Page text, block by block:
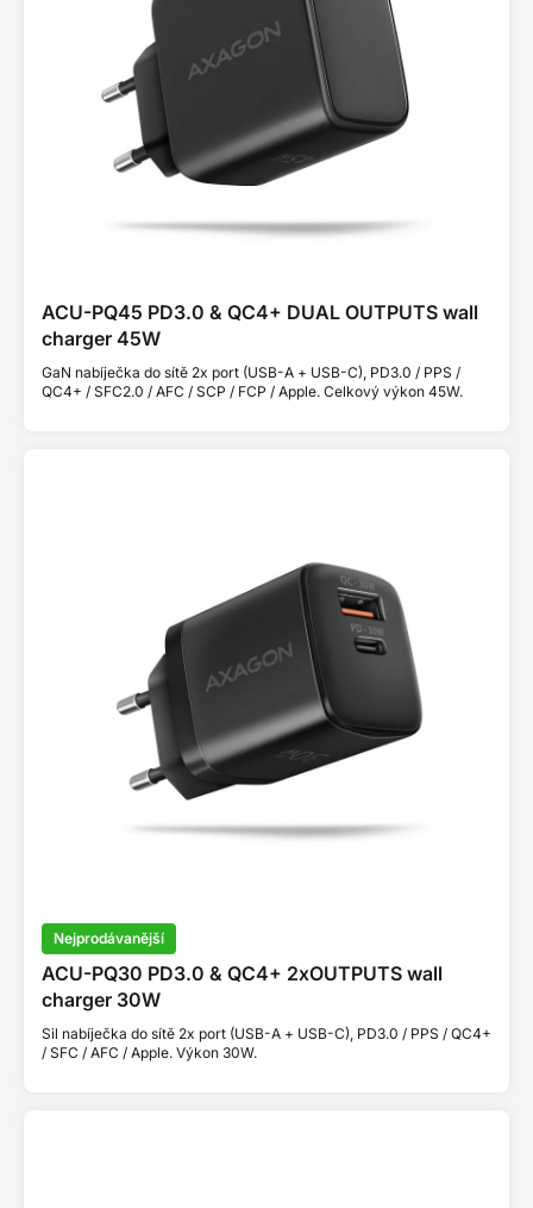
ACU-PQ45 PD3.0 & QC4+ DUAL OUTPUTS wall
charger 45W
GaN nabíječka do sítě 2x port (USB-A + USB-C), PD3.0 / PPS /
QC4+ / SFC2.0 / AFC / SCP / FCP / Apple. Celkový výkon 45W.
Nejprodávanější
ACU-PQ30 PD3.0 & QC4+ 2xOUTPUTS wall
charger 30W
Sil nabíječka do sítě 2x port (USB-A + USB-C), PD3.0 / PPS / QC4+
/ SFC / AFC / Apple. Výkon 30W.